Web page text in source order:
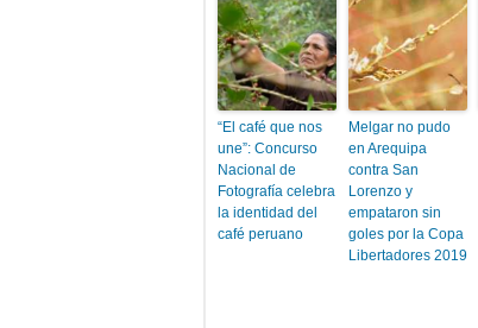
“El café que nos
une”: Concurso
Nacional de
Fotografía celebra
la identidad del
café peruano
Melgar no pudo
en Arequipa
contra San
Lorenzo y
empataron sin
goles por la Copa
Libertadores 2019